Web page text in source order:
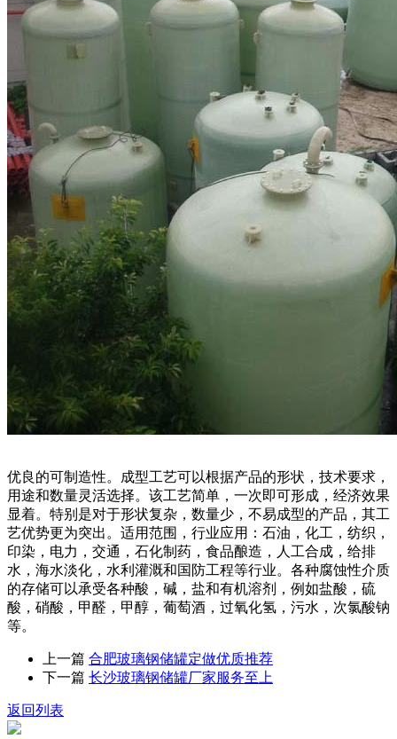
优良的可制造性。成型工艺可以根据产品的形状，技术要求，
用途和数量灵活选择。该工艺简单，一次即可形成，经济效果
显着。特别是对于形状复杂，数量少，不易成型的产品，其工
艺优势更为突出。适用范围，行业应用：石油，化工，纺织，
印染，电力，交通，石化制药，食品酿造，人工合成，给排
水，海水淡化，水利灌溉和国防工程等行业。各种腐蚀性介质
的存储可以承受各种酸，碱，盐和有机溶剂，例如盐酸，硫
酸，硝酸，甲醛，甲醇，葡萄酒，过氧化氢，污水，次氯酸钠
等。
上一篇 合肥玻璃钢储罐定做优质推荐
下一篇 长沙玻璃钢储罐厂家服务至上
返回列表